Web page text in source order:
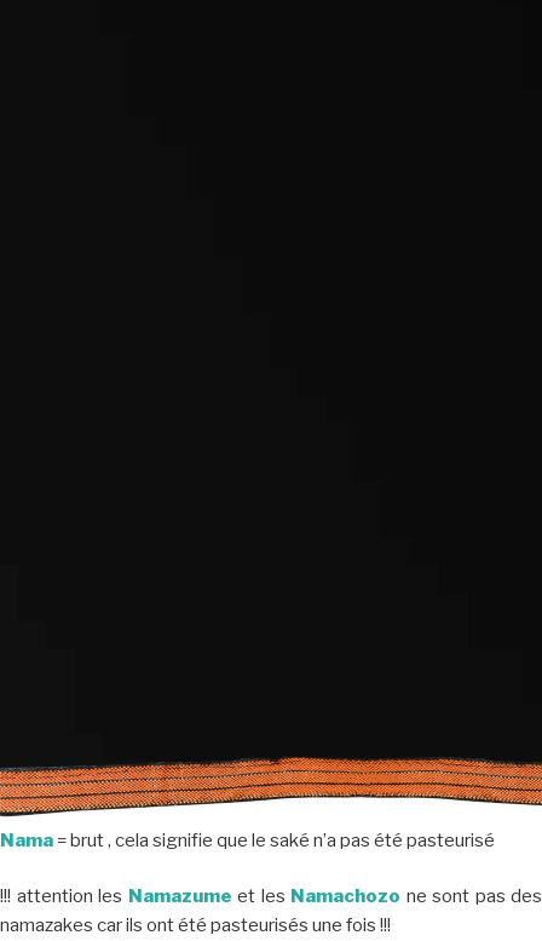
Nama = brut , cela signifie que le saké n’a pas été pasteurisé
!!! attention les Namazume et les Namachozo ne sont pas des
namazakes car ils ont été pasteurisés une fois !!!